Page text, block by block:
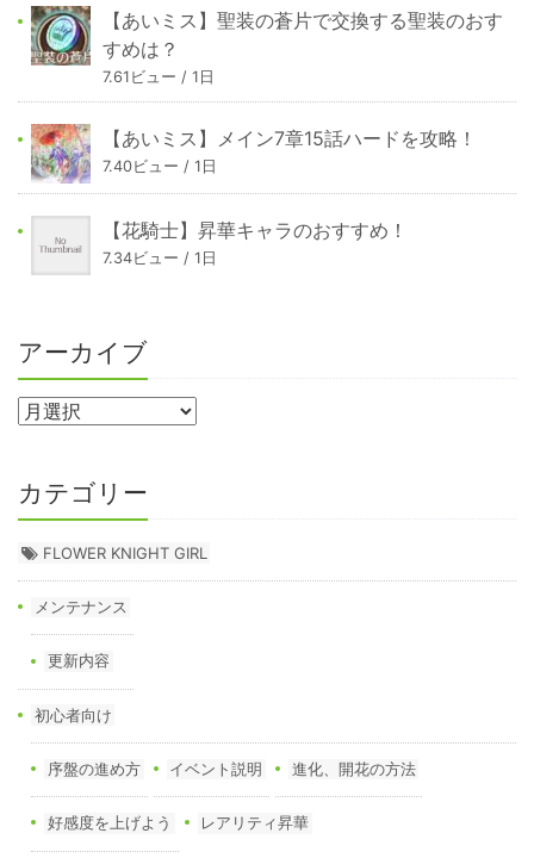
【あいミス】聖装の蒼片で交換する聖装のおす
すめは？
7.61ビュー / 1日
【あいミス】メイン7章15話ハードを攻略！
7.40ビュー / 1日
【花騎士】昇華キャラのおすすめ！
7.34ビュー / 1日
アーカイブ
カテゴリー
FLOWER KNIGHT GIRL
メンテナンス
更新内容
初心者向け
序盤の進め方 イベント説明 進化、開花の方法
好感度を上げよう レアリティ昇華